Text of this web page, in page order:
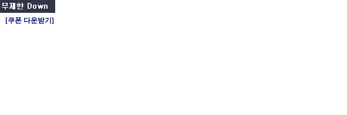
[쿠폰 다운받기]